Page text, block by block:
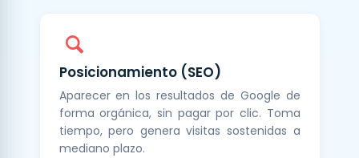
Posicionamiento (SEO)
Aparecer en los resultados de Google de
forma orgánica, sin pagar por clic. Toma
tiempo, pero genera visitas sostenidas a
mediano plazo.